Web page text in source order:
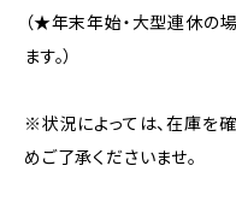
（★年末年始・大型連休の
ます。）
※状況によっては、在庫を
めご了承くださいませ。